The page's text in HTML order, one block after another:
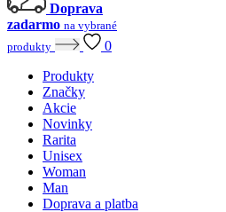
Doprava
zadarmo na vybrané
produkty
0
Produkty
Značky
Akcie
Novinky
Rarita
Unisex
Woman
Man
Doprava a platba